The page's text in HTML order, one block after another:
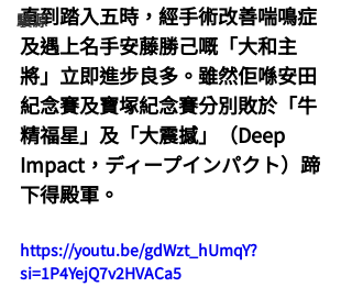
駿源
直到踏入五時，經手術改善喘鳴症
及遇上名手安藤勝己嘅「大和主
將」立即進步良多。雖然佢喺安田
紀念賽及寶塚紀念賽分別敗於「牛
精福星」及「大震撼」（Deep
Impact，ディープインパクト）蹄
下得殿軍。
https://youtu.be/gdWzt_hUmqY?
si=1P4YejQ7v2HVACa5